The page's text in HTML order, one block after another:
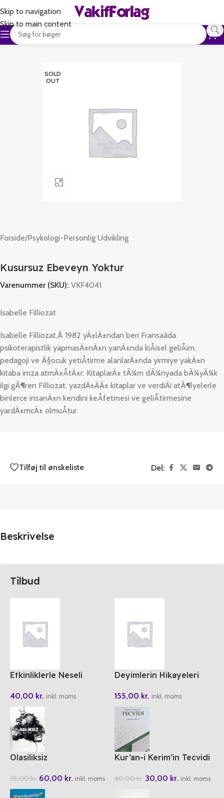
Skip to navigation
Skip to main content
SOLD
OUT
Forside/Psykologi-Personlig Udvikling
Kusursuz Ebeveyn Yoktur
Varenummer (SKU): VKF4041
Isabelle Filliozat
Isabelle Filliozat,Â 1982 yÄ±lÄ±ndan beri Fransaâda
psikoterapistlik yapmasÄ±nÄ±n yanÄ±nda kiÅisel geliÅim,
pedagoji ve Ã§ocuk yetiÅtirme alanlarÄ±nda yirmiye yakÄ±n
kitaba imza atmÄ±ÅtÄ±r. KitaplarÄ± tÃ¼m dÃ¼nyada bÃ¼yÃ¼k
ilgi gÃ¶ren Filliozat, yazdÄ±ÄÄ± kitaplar ve verdiÄi atÃ¶lyelerle
binlerce insanÄ±n kendini keÅfetmesi ve geliÅtirmesine
yardÄ±mcÄ± olmuÅtur.
Tilføj til ønskeliste Del:
Beskrivelse
Tilbud
Etkinliklerle Neseli
40,00 kr. inkl. moms
Deyimlerin Hikayeleri
155,00 kr. inkl. moms
Olasiliksiz
75,00kr. 60,00 kr. inkl. moms
Kur’an-i Kerim’in Tecvidi
40,00kr. 30,00 kr. inkl. moms